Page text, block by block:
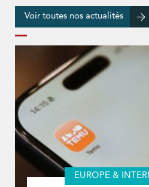
Voir toutes nos actualités
EUROPE &